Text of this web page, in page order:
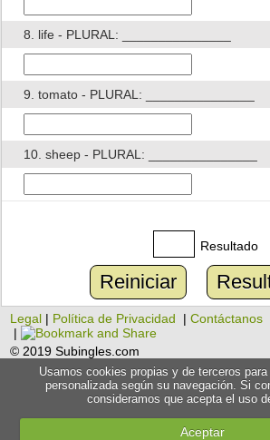
8. life - PLURAL: _______________
9. tomato - PLURAL: _______________
10. sheep - PLURAL: _______________
Resultado
Reiniciar
Legal | Política de Privacidad |Contáctanos
|
© 2019 Subingles.com
Usamos cookies propias y de terceros
personalizada según su navegación. Si
consideramos que acepta el uso
Aceptar